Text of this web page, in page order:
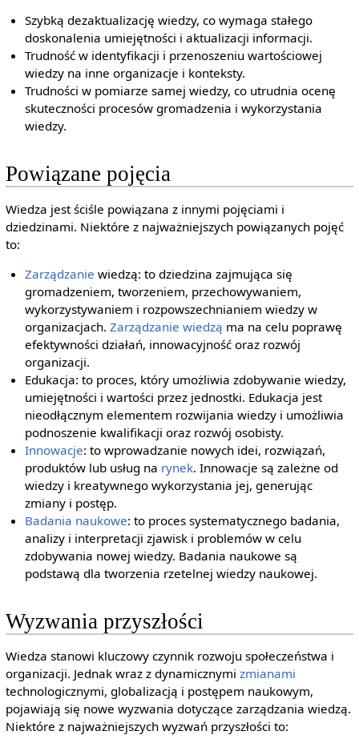
Szybką dezaktualizację wiedzy, co wymaga stałego
doskonalenia umiejętności i aktualizacji informacji.
Trudność w identyfikacji i przenoszeniu wartościowej
wiedzy na inne organizacje i konteksty.
Trudności w pomiarze samej wiedzy, co utrudnia ocenę
skuteczności procesów gromadzenia i wykorzystania
wiedzy.
Powiązane pojęcia
Wiedza jest ściśle powiązana z innymi pojęciami i
dziedzinami. Niektóre z najważniejszych powiązanych pojęć
to:
Zarządzanie wiedzą: to dziedzina zajmująca się
gromadzeniem, tworzeniem, przechowywaniem,
wykorzystywaniem i rozpowszechnianiem wiedzy w
organizacjach.Zarządzanie wiedzą ma na celu poprawę
efektywności działań, innowacyjność oraz rozwój
organizacji.
Edukacja: to proces, który umożliwia zdobywanie wiedzy,
umiejętności i wartości przez jednostki. Edukacja jest
nieodłącznym elementem rozwijania wiedzy i umożliwia
podnoszenie kwalifikacji oraz rozwój osobisty.
Innowacje: to wprowadzanie nowych idei, rozwiązań,
produktów lub usług na rynek. Innowacje są zależne od
wiedzy i kreatywnego wykorzystania jej, generując
zmiany i postęp.
Badania naukowe: to proces systematycznego badania,
analizy i interpretacji zjawisk i problemów w celu
zdobywania nowej wiedzy. Badania naukowe są
podstawą dla tworzenia rzetelnej wiedzy naukowej.
Wyzwania przyszłości
Wiedza stanowi kluczowy czynnik rozwoju społeczeństwa i
organizacji. Jednak wraz z dynamicznymi zmianami
technologicznymi, globalizacją i postępem naukowym,
pojawiają się nowe wyzwania dotyczące zarządzania wiedzą.
Niektóre z najważniejszych wyzwań przyszłości to: